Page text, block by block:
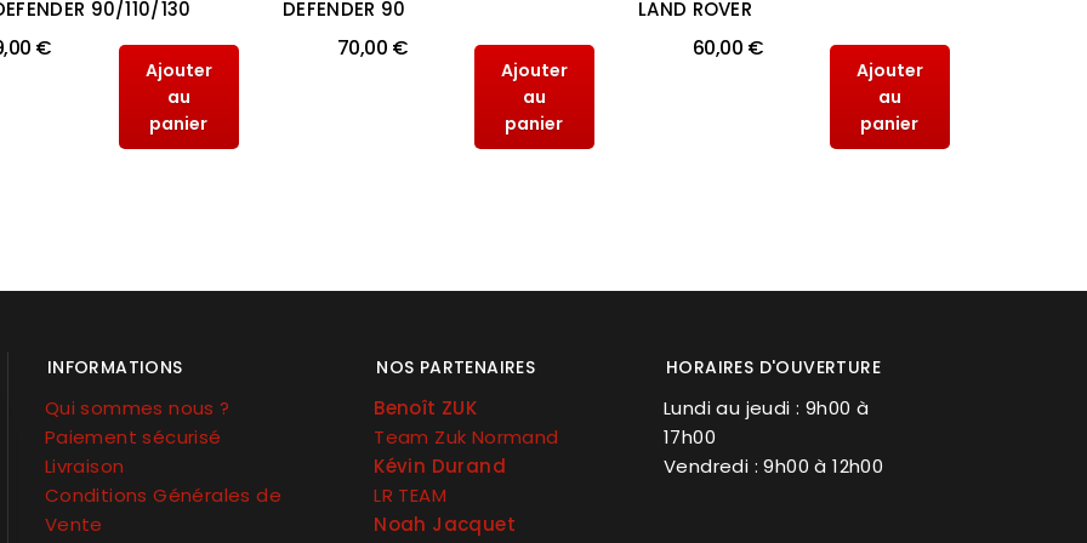
90/110/130
€
Ajouter
au
panier
DEFENDER 90
70,00 €
Ajouter
au
panier
LAND ROVER
60,00 €
Ajouter
au
panier
INFORMATIONS
Qui sommes nous ?
Paiement sécurisé
Livraison
Conditions Générales de
Vente
NOS PARTENAIRES
Benoît ZUK
Team Zuk Normand
Kévin Durand
LR TEAM
Noah Jacquet
HORAIRES D'OUVERTURE
Lundi au jeudi : 9h00 à
17h00
Vendredi : 9h00 à 12h00